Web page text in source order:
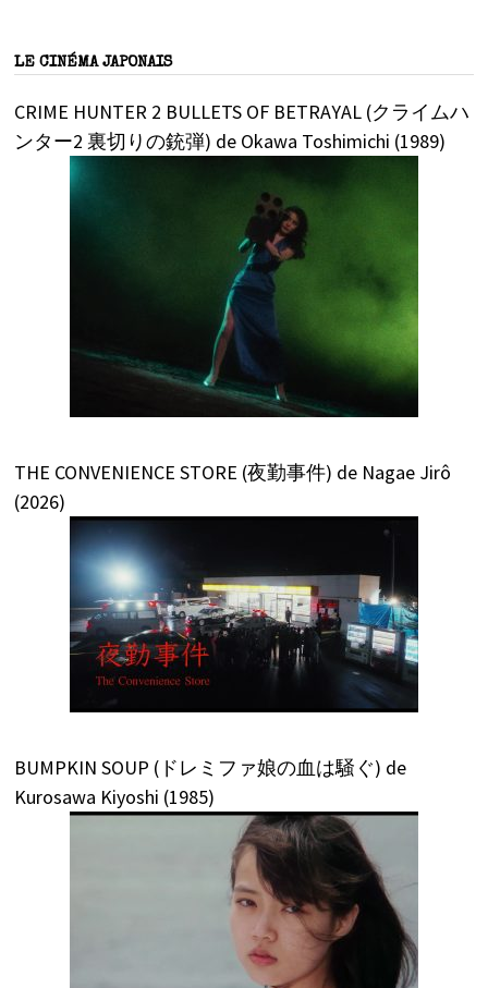
LE CINÉMA JAPONAIS
CRIME HUNTER 2 BULLETS OF BETRAYAL (クライムハ
ンター2 裏切りの銃弾) de Okawa Toshimichi (1989)
THE CONVENIENCE STORE (夜勤事件) de Nagae Jirô
(2026)
BUMPKIN SOUP (ドレミファ娘の血は騒ぐ) de
Kurosawa Kiyoshi (1985)